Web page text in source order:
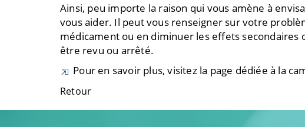
Ainsi, peu importe la raison qui vous amène à
vous aider. Il peut vous renseigner sur votre
médicament ou en diminuer les effets
être revu ou arrêté.
Pour en savoir plus, visitez la page dédiée à la
Retour